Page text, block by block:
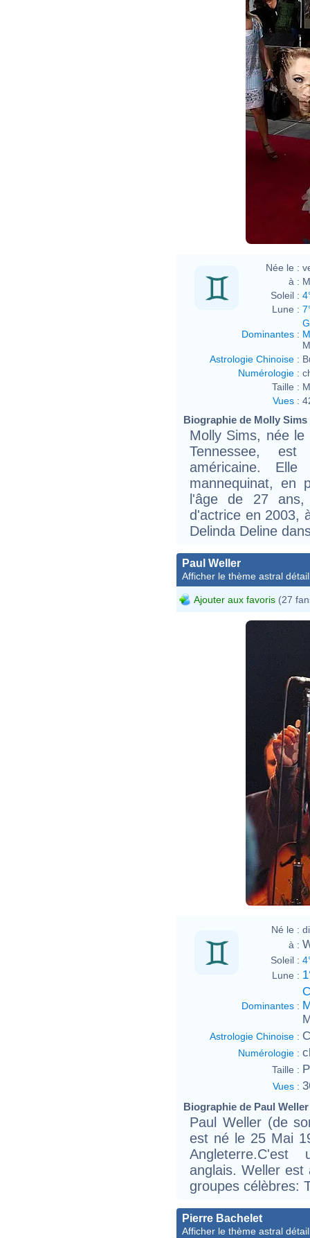
Née le :
à :
Soleil :
Lune :
Dominantes :
Astrologie Chinoise :
Numérologie :
Taille :
Vues :
Biographie de Molly Sims
Molly Sims, née
Tennessee,
américaine.
mannequinat, en
l'âge de 27
d'actrice en 2003,
Delinda Deline
Paul Weller
Afficher le thème astral
Ajouter aux favoris (27
Né le :
à :
Soleil :
Lune :
Dominantes :
Astrologie Chinoise :
Numérologie :
Taille :
Vues :
Biographie de Paul
Paul Weller (de
est né le 25 Mai
anglais. Weller
groupes célèbres:
Pierre Bachelet
Afficher le thème astral